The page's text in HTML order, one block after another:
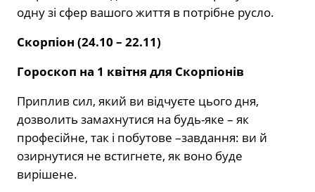
одну зі сфер вашого життя в потрібне русло.
Скорпіон (24.10 – 22.11)
Гороскоп на 1 квітня для Скорпіонів
Приплив сил, який ви відчуєте цього дня,
дозволить замахнутися на будь-яке – як
професійне, так і побутове –завдання: ви й
озирнутися не встигнете, як воно буде
вирішене.